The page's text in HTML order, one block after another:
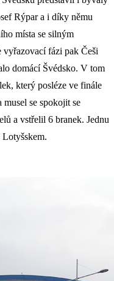
Rýpar a i díky němu
místa se silným
vyřazovací fázi pak Češi
domácí Švédsko. V tom
který posléze ve finále
se spokojit se
a vstřelil 6 branek. Jednu
Lotyšskem.